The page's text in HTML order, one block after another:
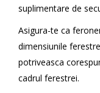
suplimentare de
Asigura-te ca
dimensiunile
potriveasca
cadrul ferestrei.